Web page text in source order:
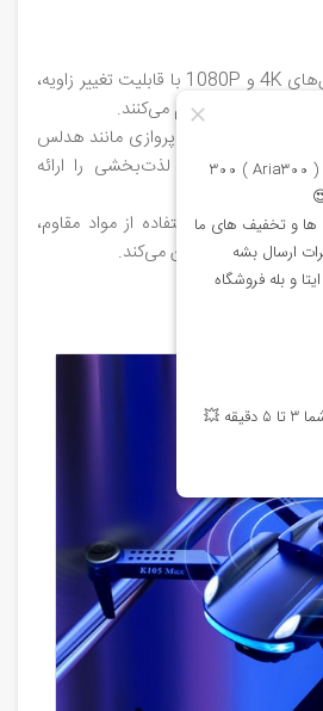
کیفیت دوربین بالا: دوربین‌های 4K و 1080P با قابلیت تغییر زاویه،
کیفیت بالا را فراهم می‌کنند.
حالت‌های مختلف پروازی مانند هدلس
تجربه پروازی لذت‌بخشی را ارائه
تاشو و استفاده از مواد مقاوم،
دستگاه را تضمین می‌کند.